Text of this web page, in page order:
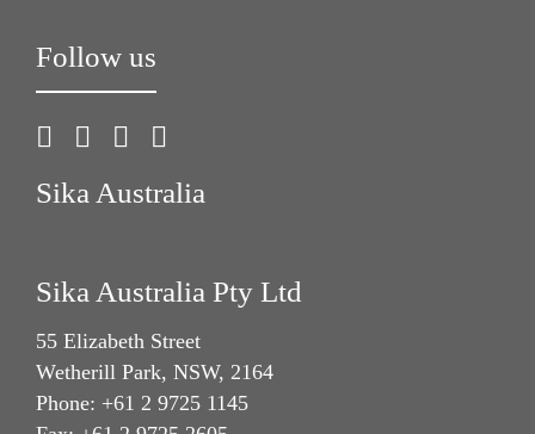
Follow us
Sika Australia
Sika Australia Pty Ltd
55 Elizabeth Street
Wetherill Park, NSW, 2164
Phone: +61 2 9725 1145